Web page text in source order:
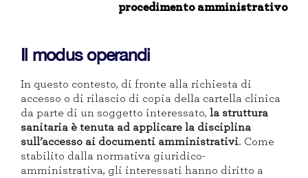
procedimento amministrativo
Il modus operandi
In questo contesto, di fronte alla richiesta di
accesso o di rilascio di copia della cartella clinica
da parte di un soggetto interessato, la struttura
sanitaria è tenuta ad applicare la disciplina
sull’accesso ai documenti amministrativi. Come
stabilito dalla normativa giuridico-
amministrativa, gli interessati hanno diritto a